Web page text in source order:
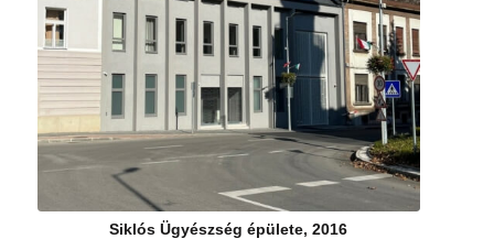
Siklós Ügyészség épülete, 2016